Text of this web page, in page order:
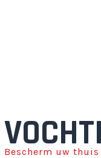
Bescherm uw